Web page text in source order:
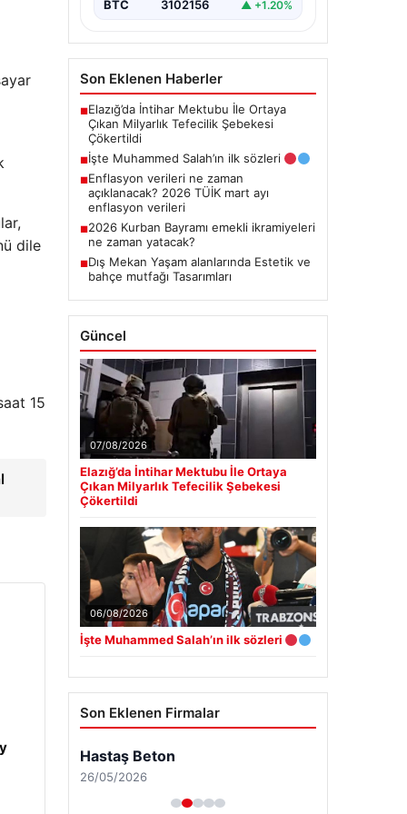
dile
15
BTC 3102156 ▲ +1.20%
Son Eklenen Haberler
■Elazığ’da İntihar Mektubu İle Ortaya
Çıkan Milyarlık Tefecilik Şebekesi
Çökertildi
■İşte Muhammed Salah’ın ilk sözleri
■Enflasyon verileri ne zaman
açıklanacak? 2026 TÜİK mart ayı
enflasyon verileri
■2026 Kurban Bayramı emekli ikramiyeleri
ne zaman yatacak?
■Dış Mekan Yaşam alanlarında Estetik ve
bahçe mutfağı Tasarımları
Güncel
07/08/2026
Elazığ’da İntihar Mektubu İle Ortaya
Çıkan Milyarlık Tefecilik Şebekesi
Çökertildi
06/08/2026
İşte Muhammed Salah’ın ilk sözleri
Son Eklenen Firmalar